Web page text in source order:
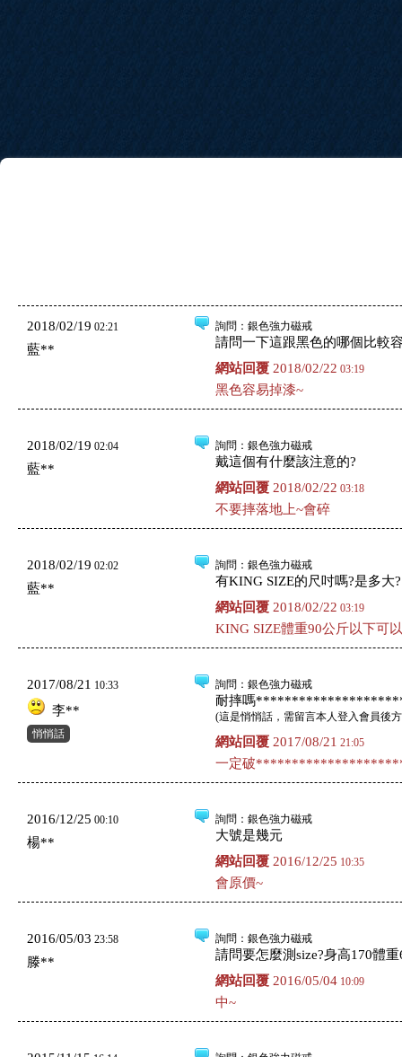
2018/02/19 02:21
藍**
詢問 ：銀色強力磁戒
請問一下這跟黑色的哪個比較
網站回覆 2018/02/22 03:19
黑色容易掉漆~
2018/02/19 02:04
藍**
詢問 ：銀色強力磁戒
戴這個有什麼該注意的?
網站回覆 2018/02/22 03:18
不要摔落地上~會碎
2018/02/19 02:02
藍**
詢問 ：銀色強力磁戒
有KING SIZE的尺吋嗎?是多大?
網站回覆 2018/02/22 03:19
KING SIZE體重90公斤以下可
2017/08/21 10:33
李**
悄悄話
詢問 ：銀色強力磁戒
耐摔嗎
(這是悄悄話，需留言本人登入會員後
網站回覆 2017/08/21 21:05
一定破
2016/12/25 00:10
楊**
詢問 ：銀色強力磁戒
大號是幾元
網站回覆 2016/12/25 10:35
會原價~
2016/05/03 23:58
滕**
詢問 ：銀色強力磁戒
請問要怎麼測size?身高170體重
網站回覆 2016/05/04 10:09
中~